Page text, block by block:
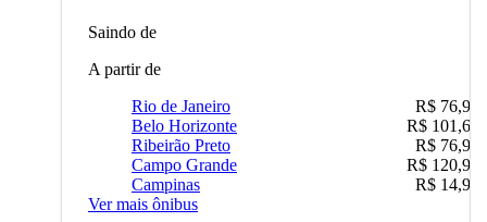
Saindo de
A partir de
Rio de Janeiro
R$ 76,90
Belo Horizonte
R$ 101,67
Ribeirão Preto
R$ 76,90
Campo Grande
R$ 120,90
Campinas
R$ 14,90
Ver mais ônibus